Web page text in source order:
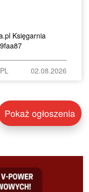
Księgarnia
02.08.2026
Pokaż ogłoszenia